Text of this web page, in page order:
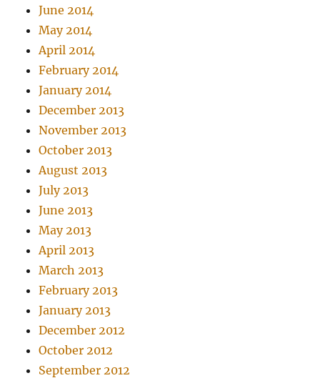
June 2014
May 2014
April 2014
February 2014
January 2014
December 2013
November 2013
October 2013
August 2013
July 2013
June 2013
May 2013
April 2013
March 2013
February 2013
January 2013
December 2012
October 2012
September 2012